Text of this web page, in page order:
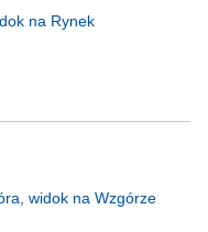
na Rynek
widok na Wzgórze